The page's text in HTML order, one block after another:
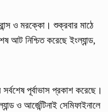
ও মরক্কো। শুক্রবার মাঠে
আট নিশ্চিত করেছে ইংল্যান্ড,
পূর্বাভাস প্রকাশ করেছে।
ও আর্জেন্টিনাই সেমিফাইনালে